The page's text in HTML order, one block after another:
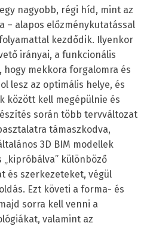
nagyobb, régi híd, mint az
– alapos előzménykutatással
kezdődik. Ilyenkor
irányai, a funkcionális
mekkora forgalomra és
lesz az optimális helye, és
között kell megépülnie és
során több tervváltozat
támaszkodva,
3D BIM modellek
különböző
és szerkezeteket, végül
Ezt követi a forma- és
sorra kell venni a
valamint az